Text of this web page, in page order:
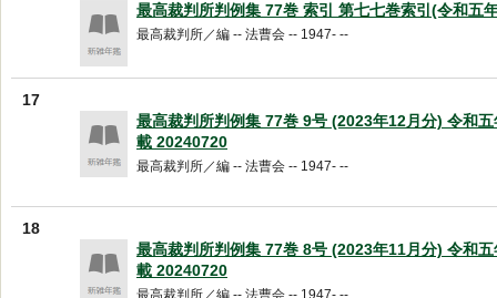
最高裁判所判例集 77巻 索引 第七七巻索引(令和五
最高裁判所／編 -- 法曹会 -- 1947- --
17
最高裁判所判例集 77巻 9号 (2023年12月分) 令和
載 20240720
最高裁判所／編 -- 法曹会 -- 1947- --
18
最高裁判所判例集 77巻 8号 (2023年11月分) 令和
載 20240720
最高裁判所／編 -- 法曹会 -- 1947- --